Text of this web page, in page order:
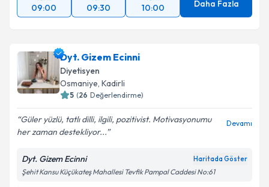
Yarın
09:00
Yarın
09:30
Yarın
10:00 Daha Fazla
Dyt. Gizem Ecinni
Diyetisyen
Osmaniye,Kadirli
( Değerlendirme)
Güler yüzlü, tatlı dilli, ilgili, pozitivist. Motivasyonumu
her zaman destekliyor...
Dyt. Gizem Ecinni
Şehit Kansu Küçükateş Mahallesi Tevfik Pampal Caddesi No:61